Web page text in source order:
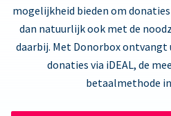
mogelijkheid bieden om
dan natuurlijk ook met de
daarbij. Met Donorbox ontvangt
donaties via iDEAL, de
betaalmethode